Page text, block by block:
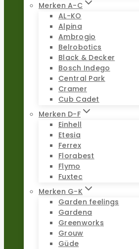
Merken A-C
AL-KO
Alpina
Ambrogio
Belrobotics
Black & Decker
Bosch Indego
Central Park
Cramer
Cub Cadet
Merken D-F
Einhell
Etesia
Ferrex
Florabest
Flymo
Fuxtec
Merken G-K
Garden feelings
Gardena
Greenworks
Grouw
Güde